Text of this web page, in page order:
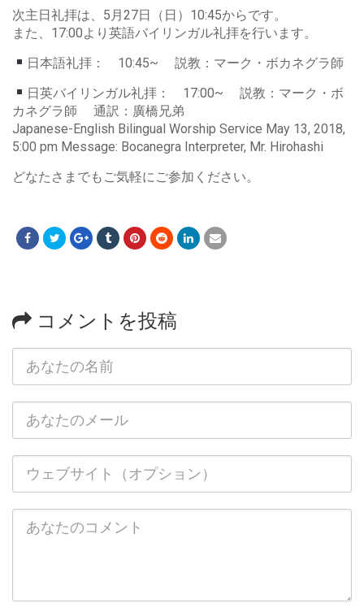
次主日礼拝は、5月27日（日）10:45からです。
また、17:00より英語バイリンガル礼拝を行います。
日本語礼拝： 10:45~ 説教：マーク・ボカネグラ師
日英バイリンガル礼拝： 17:00~ 説教：マーク・ボ
カネグラ師 通訳：廣橋兄弟
Japanese-English Bilingual Worship Service May 13, 2018,
5:00 pm Message: Bocanegra Interpreter, Mr. Hirohashi
どなたさまでもご気軽にご参加ください。
コメントを投稿